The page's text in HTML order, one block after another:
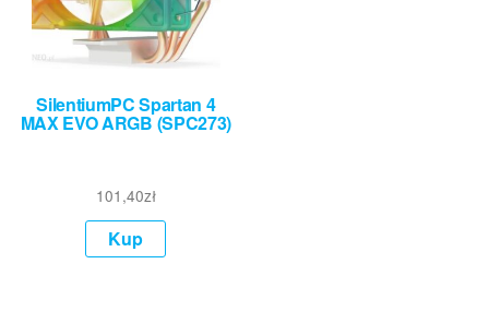
SilentiumPC Spartan 4
MAX EVO ARGB (SPC273)
101,40zł
Kup